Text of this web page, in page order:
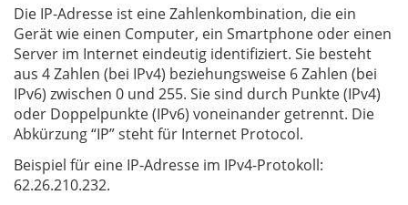
Die IP-Adresse ist eine Zahlenkombination, die ein
Gerät wie einen Computer, ein Smartphone oder einen
Server im Internet eindeutig identifiziert. Sie besteht
aus 4 Zahlen (bei IPv4) beziehungsweise 6 Zahlen (bei
IPv6) zwischen 0 und 255. Sie sind durch Punkte (IPv4)
oder Doppelpunkte (IPv6) voneinander getrennt. Die
Abkürzung “IP” steht für Internet Protocol.
Beispiel für eine IP-Adresse im IPv4-Protokoll:
62.26.210.232.